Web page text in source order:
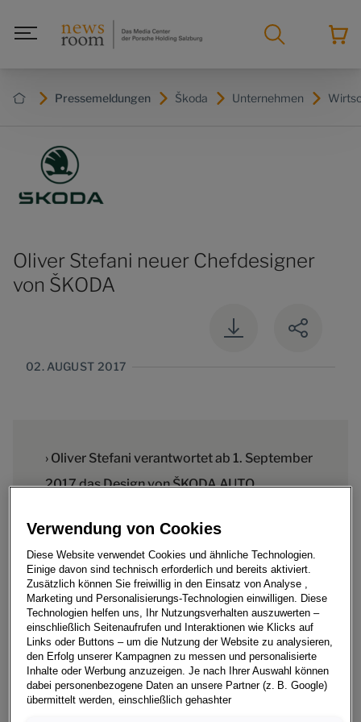
Pressemeldungen Škoda Unternehmen
Oliver Stefani neuer Chefdesigner
von ŠKODA
02. AUGUST 2017
› Oliver Stefani verantwortet ab 1. September
2017 das Design von ŠKODA AUTO
Maier: „Oliver Stefani besitzt großes
kreatives Potenzial. Mit ihm zünden wir die
nächste Entwicklungsstufe“
Salzburg, 2. August 2017 – Oliver Stefani verantwortet
ab dem 1. September das Design von ŠKODA AUTO. Der
Verwendung von Cookies
Diese Website verwendet Cookies und ähnliche Technologien.
Einige davon sind technisch erforderlich und bereits aktiviert.
Zusätzlich können Sie freiwillig in den Einsatz von Analyse ,
Marketing und Personalisierungs-Technologien einwilligen. Diese
Technologien helfen uns, Ihr Nutzungsverhalten auszuwerten –
einschließlich Seitenaufrufen und Interaktionen wie Klicks auf
Links oder Buttons – um die Nutzung der Website zu analysieren,
den Erfolg unserer Kampagnen zu messen und personalisierte
Inhalte oder Werbung anzuzeigen. Je nach Ihrer Auswahl können
dabei personenbezogene Daten an unsere Partner (z. B. Google)
übermittelt werden, einschließlich gehashter